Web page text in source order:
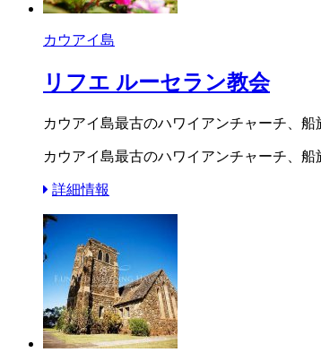
カウアイ島
リフエ ルーセラン教会
カウアイ島最古のハワイアンチャーチ、
カウアイ島最古のハワイアンチャーチ、
詳細情報